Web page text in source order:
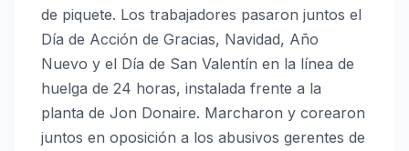
de piquete. Los trabajadores pasaron juntos el
Día de Acción de Gracias, Navidad, Año
Nuevo y el Día de San Valentín en la línea de
huelga de 24 horas, instalada frente a la
planta de Jon Donaire. Marcharon y corearon
juntos en oposición a los abusivos gerentes de